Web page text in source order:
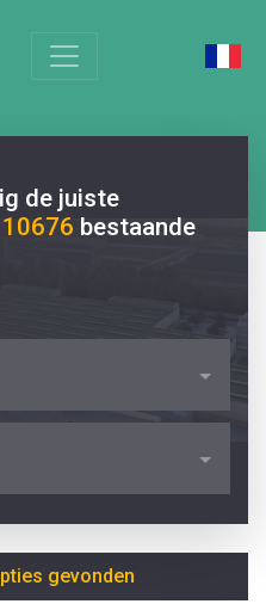
de juiste
10676 bestaande
gevonden